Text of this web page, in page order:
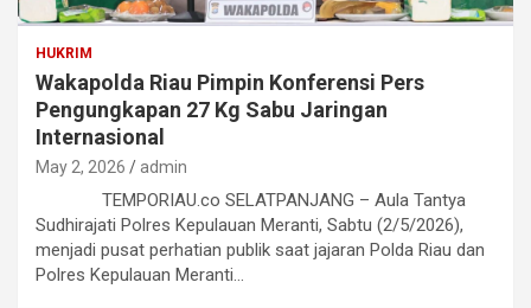
HUKRIM
Wakapolda Riau Pimpin Konferensi Pers
Pengungkapan 27 Kg Sabu Jaringan
Internasional
May 2, 2026 admin
TEMPORIAU.co SELATPANJANG – Aula Tantya
Sudhirajati Polres Kepulauan Meranti, Sabtu (2/5/2026),
menjadi pusat perhatian publik saat jajaran Polda Riau dan
Polres Kepulauan Meranti…